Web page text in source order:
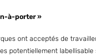
à-porter »
ont acceptés de
potentiellement